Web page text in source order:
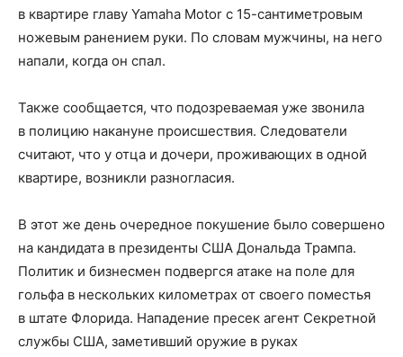
в квартире главу Yamaha Motor с 15-сантиметровым
ножевым ранением руки. По словам мужчины, на него
напали, когда он спал.
Также сообщается, что подозреваемая уже звонила
в полицию накануне происшествия. Следователи
считают, что у отца и дочери, проживающих в одной
квартире, возникли разногласия.
В этот же день очередное покушение было совершено
на кандидата в президенты США Дональда Трампа.
Политик и бизнесмен подвергся атаке на поле для
гольфа в нескольких километрах от своего поместья
в штате Флорида. Нападение пресек агент Секретной
службы США, заметивший оружие в руках